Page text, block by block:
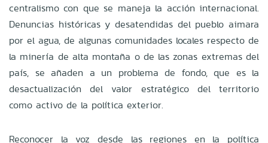
centralismo con que se maneja la acción internacional.
Denuncias históricas y desatendidas del pueblo aimara
por el agua, de algunas comunidades locales respecto de
la minería de alta montaña o de las zonas extremas del
país, se añaden a un problema de fondo, que es la
desactualización del valor estratégico del territorio
como activo de la política exterior.
Reconocer la voz desde las regiones en la política